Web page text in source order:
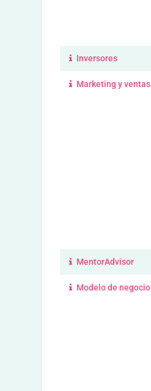
Inversores
Marketing y ventas
MentorAdvisor
Modelo de negocio